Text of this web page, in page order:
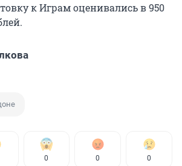
к Играм оценивались в 950
0 0 0